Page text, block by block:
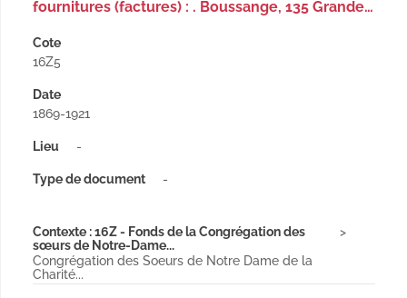
fournitures (factures) : . Boussange, 135 Grande…
Cote
16Z5
Date
1869-1921
Lieu -
Type de document -
Contexte : 16Z - Fonds de la Congrégation des
sœurs de Notre-Dame...
Congrégation des Soeurs de Notre Dame de la
Charité...